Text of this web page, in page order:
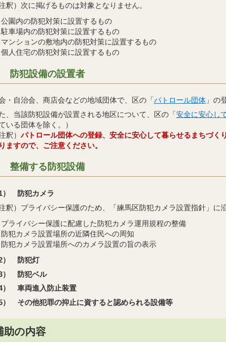
注釈）次に掲げるものは対象となりません。
公園内の防犯対策に設置するもの
駐車場内の防犯対策に設置するもの
マンションの敷地内の防犯対策に設置するもの
個人住宅の防犯対策に設置するもの
防犯設備の設置者
・自治会、商店会などの地域団体で、区の「パトロール団体 」の
、当該防犯設備が設置される地区について、区の「安全に安心し
いる団体を除く。）
注釈）パトロール団体への登録、安全に安心して暮らせるまちづ
ますので、ご注意ください。
整備する防犯設備
1） 防犯カメラ
注釈）プライバシー保護のため、「練馬区防犯カメラ設置指針」
プライバシー保護に配慮した防犯カメラ運用規程の整備
防犯カメラ設置場所の近隣住民への周知
防犯カメラ設置場所へのカメラ設置の旨の表示
2） 防犯灯
3） 防犯ベル
4） 車両進入防止装置
5） その他犯罪の抑止に資すると認められる設備等
助の内容